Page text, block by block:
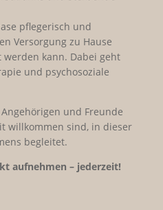
pflegerisch und
Versorgung zu Hause
kann. Dabei geht
und psychosoziale
und Freunde
willkommen sind, in dieser
begleitet.
aufnehmen – jederzeit!